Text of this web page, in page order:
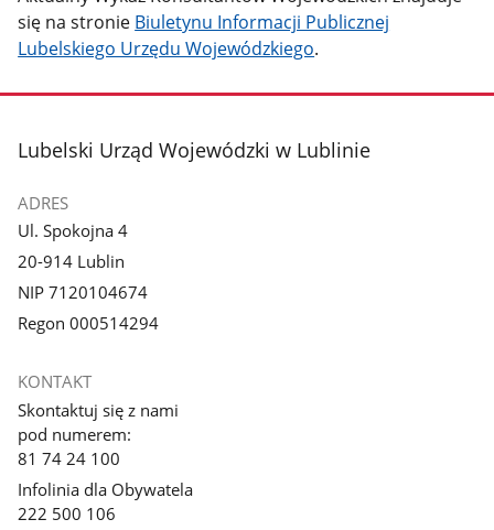
się na stronie Biuletynu Informacji Publicznej
Lubelskiego Urzędu Wojewódzkiego.
stopka
Lubelski Urząd Wojewódzki w Lublinie
ADRES
Ul. Spokojna 4
20-914 Lublin
NIP 7120104674
Regon 000514294
KONTAKT
Skontaktuj się z nami
pod numerem:
81 74 24 100
Infolinia dla Obywatela
222 500 106